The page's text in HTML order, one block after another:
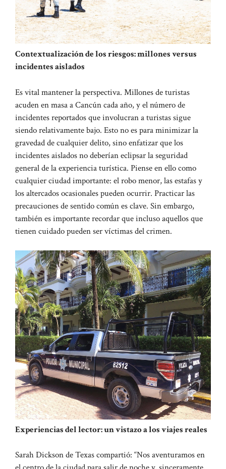
Contextualización de los riesgos: millones versus
incidentes aislados
Es vital mantener la perspectiva. Millones de turistas
acuden en masa a Cancún cada año, y el número de
incidentes reportados que involucran a turistas sigue
siendo relativamente bajo. Esto no es para minimizar la
gravedad de cualquier delito, sino enfatizar que los
incidentes aislados no deberían eclipsar la seguridad
general de la experiencia turística. Piense en ello como
cualquier ciudad importante: el robo menor, las estafas y
los altercados ocasionales pueden ocurrir. Practicar las
precauciones de sentido común es clave. Sin embargo,
también es importante recordar que incluso aquellos que
tienen cuidado pueden ser víctimas del crimen.
Experiencias del lector: un vistazo a los viajes reales
Sarah Dickson de Texas compartió: “Nos aventuramos en